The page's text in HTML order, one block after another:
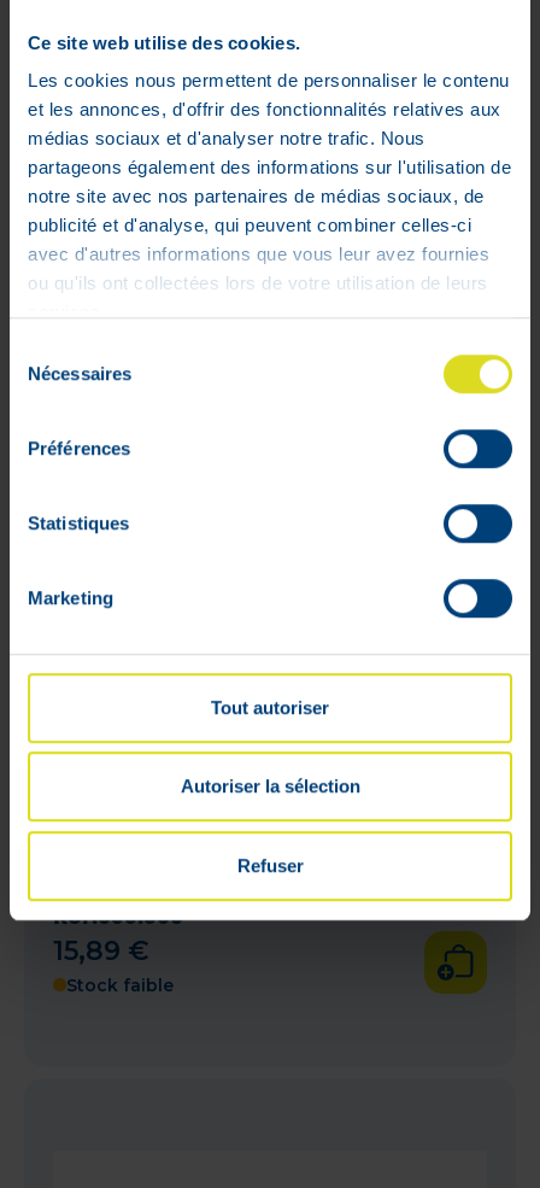
Ce site web utilise des cookies.
Les cookies nous permettent de personnaliser le contenu
et les annonces, d'offrir des fonctionnalités relatives aux
médias sociaux et d'analyser notre trafic. Nous
partageons également des informations sur l'utilisation de
notre site avec nos partenaires de médias sociaux, de
publicité et d'analyse, qui peuvent combiner celles-ci
avec d'autres informations que vous leur avez fournies
ou qu'ils ont collectées lors de votre utilisation de leurs
Nécessaires
Préférences
Statistiques
Marketing
Tout autoriser
Autoriser la sélection
Refuser
AMD Form Extra Jaune 20 Pièces
Ref.054.500
12,47€
Stock faible
Ref.055.500
15,89 €
Stock faible